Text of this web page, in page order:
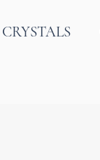
CRYSTALS